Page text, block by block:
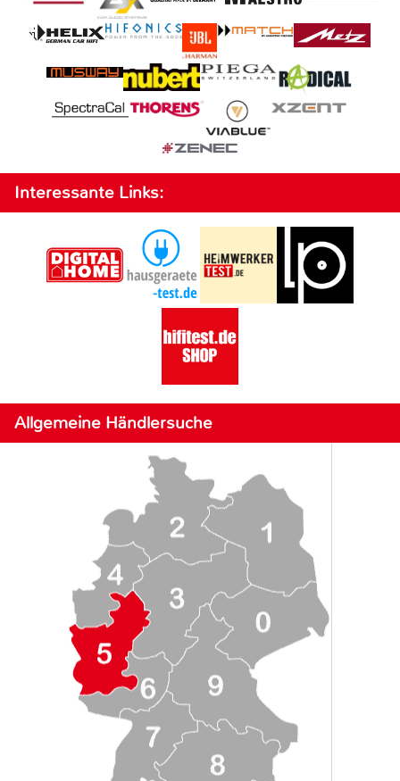
Interessante Links:
Allgemeine Händlersuche